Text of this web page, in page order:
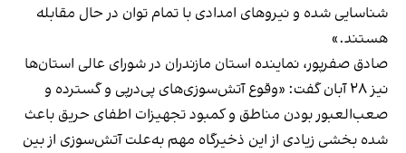
شناسایی شده و نیروهای امدادی با تمام توان در حال مقابله
هستند.»
صادق صفرپور، نماینده استان مازندران در شورای عالی استان‌ها
نیز ۲۸ آبان گفت: «وقوع آتش‌سوزی‌های پی‌درپی و گسترده و
صعب‌العبور بودن مناطق و کمبود تجهیزات اطفای حریق باعث
شده بخشی زیادی از این ذخیرگاه مهم به‌علت آتش‌سوزی از بین